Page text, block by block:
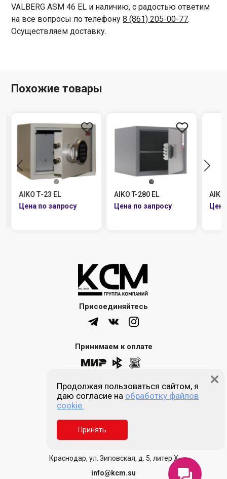
VALBERG ASM 46 EL и наличию, с радостью ответим
на все вопросы по телефону8 (861) 205-00-77.
Осуществляем доставку.
Похожие товары
AIKO Т-23 EL AIKO T-280 EL
Присоединяйтесь
Принимаем к оплате
8 (861) 205-00-77
Звонок бесплатный
Пн-пт 9:00 - 18:00
Сб, Вс - выходной
Краснодар, ул. Зиповская, д. 5, литер Х
info@kcm.su
Продолжая пользоваться сайтом, я
даю согласие на обработку файлов
cookie.
Принять